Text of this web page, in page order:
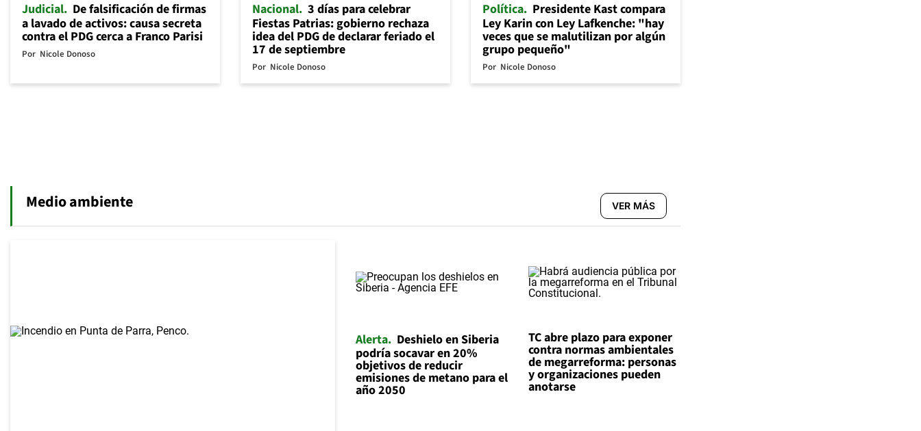
Judicial De falsificación de firmas
a lavado de activos: causa secreta
contra el PDG cerca a Franco Parisi
Por Nicole Donoso
Nacional 3 días para celebrar
Fiestas Patrias: gobierno rechaza
idea del PDG de declarar feriado el
17 de septiembre
Por Nicole Donoso
Política Presidente Kast compara
Ley Karin con Ley Lafkenche: "hay
veces que se malutilizan por algún
grupo pequeño"
Por Nicole Donoso
Medio ambiente VER MÁS
Alerta Deshielo en Siberia
podría socavar en 20%
objetivos de reducir
emisiones de metano para el
año 2050
TC abre plazo para exponer
contra normas ambientales
de megarreforma: personas
y organizaciones pueden
anotarse